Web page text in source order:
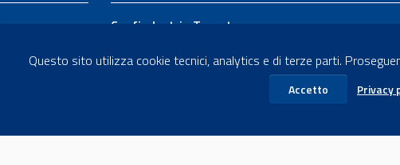
2003/98/CE e
Confindustria Taranto
Taranto - 74121
Questo sito utilizza cookie tecnici, analytics e di terze parti.
Accetto Privacy